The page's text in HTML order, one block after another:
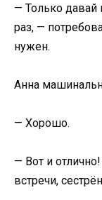
— Только
раз, —
нужен.
Анна
— Хорошо.
— Вот и
встречи,